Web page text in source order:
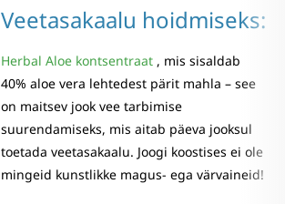
Veetasakaalu hoidmiseks:
Herbal Aloe kontsentraat , mis sisaldab
40% aloe vera lehtedest pärit mahla – see
on maitsev jook vee tarbimise
suurendamiseks, mis aitab päeva jooksul
toetada veetasakaalu. Joogi koostises ei ole
mingeid kunstlikke magus- ega värvaineid!